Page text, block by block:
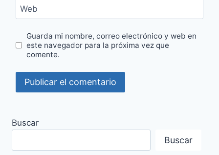
Web
Guarda mi nombre, correo electrónico y web en
este navegador para la próxima vez que
comente.
Buscar
Buscar